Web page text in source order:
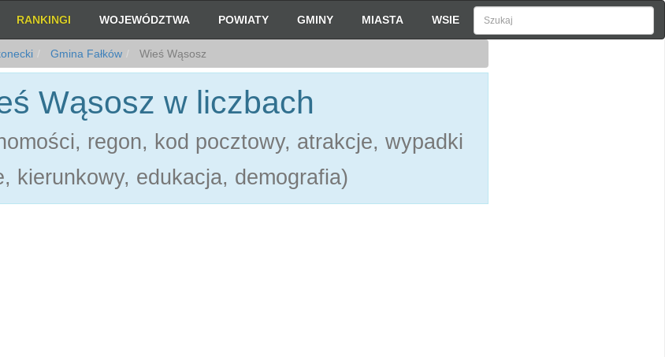
RANKINGI WOJEWÓDZTWA POWIATY GMINY MIASTA WSIE
Gmina Fałków Wieś Wąsosz
Wąsosz w liczbach
regon, kod pocztowy, atrakcje, wypadki
kierunkowy, edukacja, demografia)